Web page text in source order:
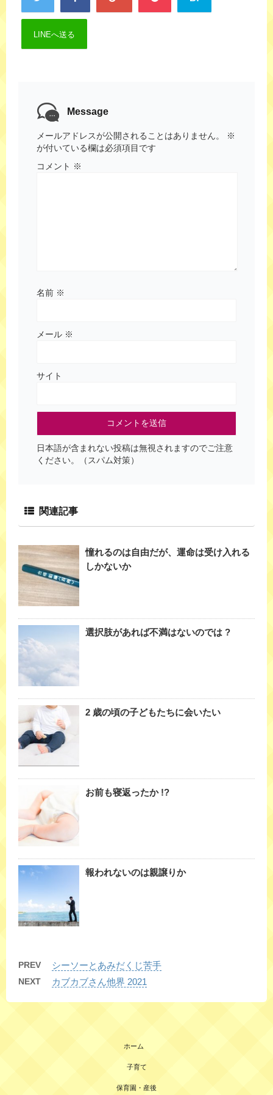
LINEへ送る
Message
メールアドレスが公開されることはありません。
※
が付いている欄は必須項目です
コメント ※
名前 ※
メール ※
サイト
日本語が含まれない投稿は無視されますのでご注意
ください。（スパム対策）
関連記事
憧れるのは自由だが、運命は受け入れる
しかないか
選択肢があれば不満はないのでは ?
2 歳の頃の子どもたちに会いたい
お前も寝返ったか !?
報われないのは親譲りか
PREV シーソーとあみだくじ苦手
NEXT カブカブさん他界 2021
ホーム
子育て
保育園・産後